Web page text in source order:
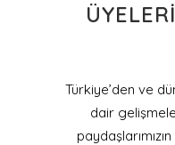
Türkiye’den ve
dair
paydaşlarımızın